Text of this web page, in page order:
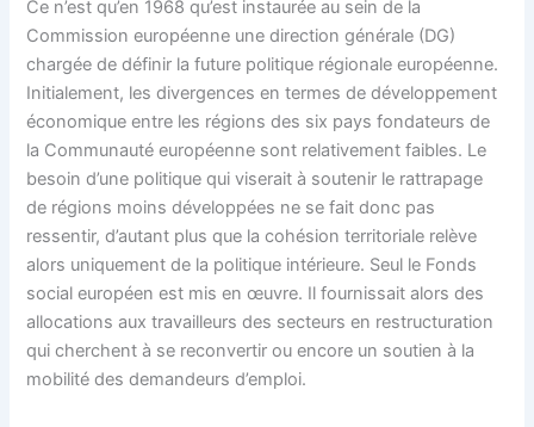
Ce n’est qu’en 1968 qu’est instaurée au sein de la
Commission européenne une direction générale (DG)
chargée de définir la future politique régionale européenne.
Initialement, les divergences en termes de développement
économique entre les régions des six pays fondateurs de
la Communauté européenne sont relativement faibles. Le
besoin d’une politique qui viserait à soutenir le rattrapage
de régions moins développées ne se fait donc pas
ressentir, d’autant plus que la cohésion territoriale relève
alors uniquement de la politique intérieure. Seul le Fonds
social européen est mis en œuvre. Il fournissait alors des
allocations aux travailleurs des secteurs en restructuration
qui cherchent à se reconvertir ou encore un soutien à la
mobilité des demandeurs d’emploi.